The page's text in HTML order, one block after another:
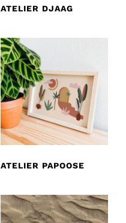
ATELIER DJAAG
ATELIER PAPOOSE